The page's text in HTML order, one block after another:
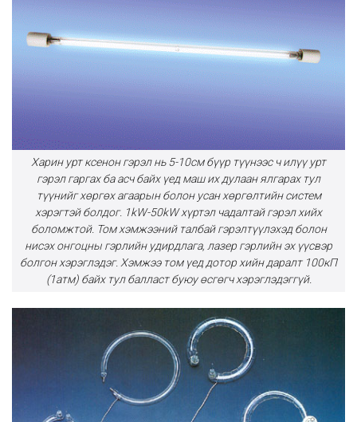
Харин урт ксенон гэрэл нь 5-10см бүүр түүнээс ч илүү урт
гэрэл гаргах ба асч байх үед маш их дулаан ялгарах тул
түүнийг хөргөх агаарын болон усан хөргөлтийн систем
хэрэгтэй болдог. 1kW-50kW хүртэл чадалтай гэрэл хийх
боломжтой. Том хэмжээний талбай гэрэлтүүлэхэд болон
нисэх онгоцны гэрлийн удирдлага, лазер гэрлийн эх үүсвэр
болгон хэрэглэдэг. Хэмжээ том үед дотор хийн даралт 100кП
(1атм) байх тул балласт буюу өсгөгч хэрэглэдэггүй.